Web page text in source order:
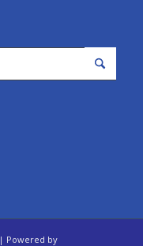
| Powered by